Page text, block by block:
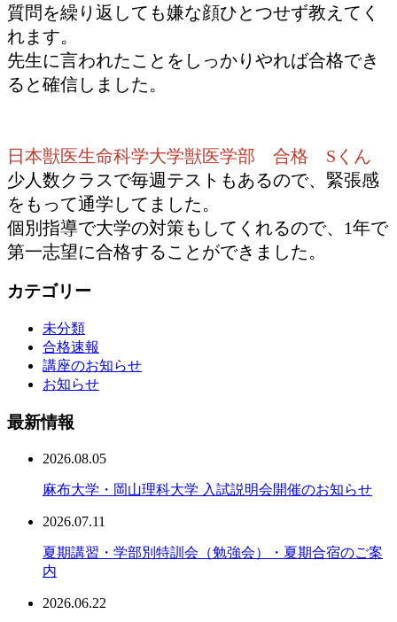
質問を繰り返しても嫌な顔ひとつせず教えてく
れます。
先生に言われたことをしっかりやれば合格でき
ると確信しました。
日本獣医生命科学大学獣医学部 合格 Sくん
少人数クラスで毎週テストもあるので、緊張感
をもって通学してました。
個別指導で大学の対策もしてくれるので、1年で
第一志望に合格することができました。
カテゴリー
未分類
合格速報
講座のお知らせ
お知らせ
最新情報
2026.08.05
麻布大学・岡山理科大学 入試説明会開催のお知らせ
2026.07.11
夏期講習・学部別特訓会（勉強会）・夏期合宿のご案
内
2026.06.22